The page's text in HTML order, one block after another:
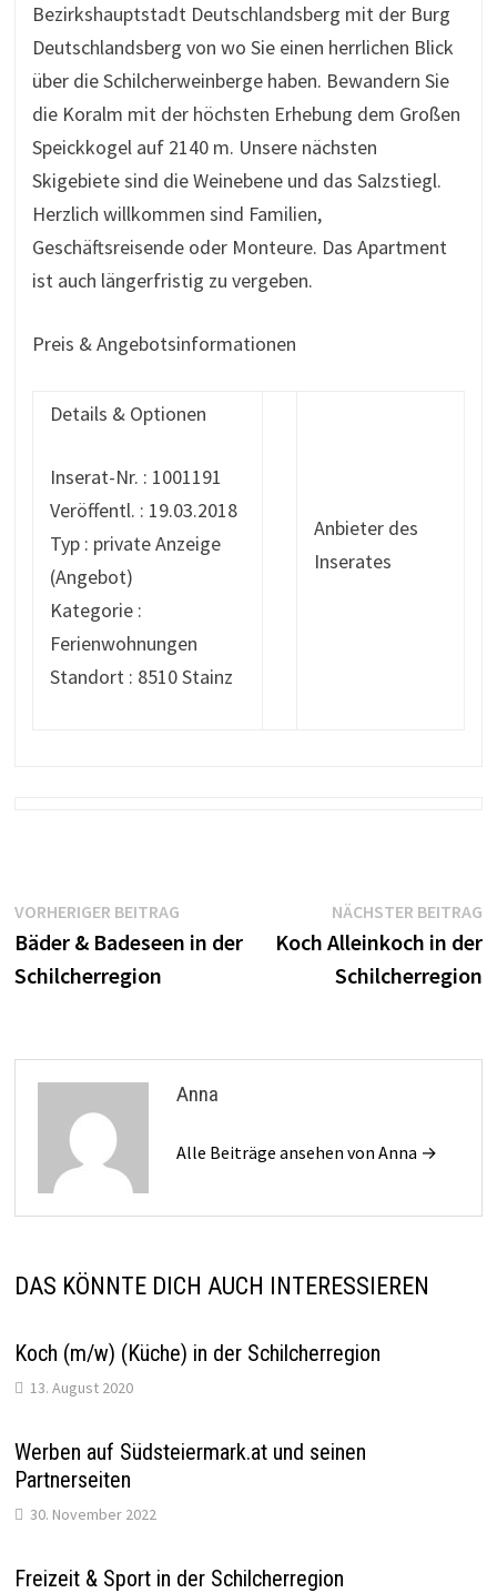
Bezirkshauptstadt Deutschlandsberg mit der Burg
Deutschlandsberg von wo Sie einen herrlichen Blick
über die Schilcherweinberge haben. Bewandern Sie
die Koralm mit der höchsten Erhebung dem Großen
Speickkogel auf 2140 m. Unsere nächsten
Skigebiete sind die Weinebene und das Salzstiegl.
Herzlich willkommen sind Familien,
Geschäftsreisende oder Monteure. Das Apartment
ist auch längerfristig zu vergeben.
Preis & Angebotsinformationen
Details & Optionen
Inserat-Nr. : 1001191
Veröffentl. : 19.03.2018
Typ : private Anzeige
(Angebot)
Kategorie :
Ferienwohnungen
Standort : 8510 Stainz
Anbieter des
Inserates
Beitrags-
Navigation
VORHERIGER BEITRAGVorheriger
Beitrag:
Bäder & Badeseen in der
Schilcherregion
NÄCHSTER BEITRAG
Koch Alleinkoch in der
Schilcherregion
Anna
Alle Beiträge ansehen von Anna →
DAS KÖNNTE DICH AUCH INTERESSIEREN
Koch (m/w) (Küche) in der Schilcherregion
13. August 2020
Werben auf Südsteiermark.at und seinen
Partnerseiten
30. November 2022
Freizeit & Sport in der Schilcherregion